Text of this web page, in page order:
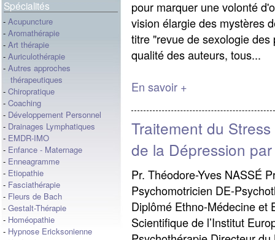
Spécialités
- Acupuncture
- Aromathérapie
- Art thérapie
- Auriculothérapie
- Autres approches
thérapeutiques
- Chiropratique
- Coaching
- Développement Personnel
- Drainages Lymphatiques
- EMDR-IMO
- Enfance - Maternage
- Enneagramme
- Etiopathie
- Fasciathérapie
- Fleurs de Bach
- Gestalt-Thérapie
- Homéopathie
- Hypnose Ericksonienne
pour marquer une volonté
vision élargie des mystères
titre "revue de sexologie
qualité des auteurs, tous...
En savoir +
Traitement du
de la Dépression
Pr. Théodore-Yves NASSÉ
Psychomotricien DE-
Diplômé Ethno-Médecine et
Scientifique de l’Institut